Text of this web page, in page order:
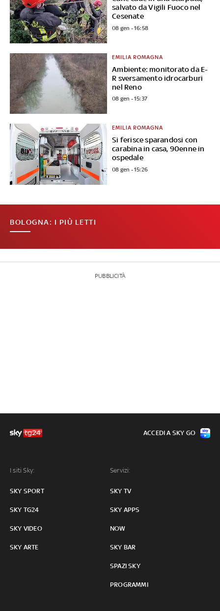
salvato da Vigili Fuoco nel
Cesenate
08 gen - 16:58
Ambiente: monitorato da E-
R sversamento idrocarburi
nel Reno
EMILIA ROMAGNA
08 gen - 15:37
Si ferisce sparandosi con
carabina in casa, 90enne in
ospedale
EMILIA ROMAGNA
08 gen - 15:26
BOLOGNA: I PIÙ LETTI
PUBBLICITÀ
I siti Sky:
SKY SPORT
SKY TG24
SKY VIDEO
SKY ARTE
Servizi:
SKY TV
SKY APPS
NOW
SKY BAR
SPAZI SKY
PROGRAMMI
ACCEDI A SKY GO